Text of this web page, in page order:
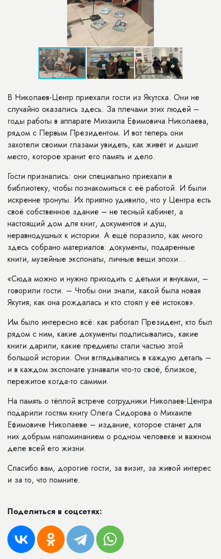
В Николаев-Центр приехали гости из Якутска. Они не
случайно оказались здесь. За плечами этих людей –
годы работы в аппарате Михаила Ефимовича Николаева,
рядом с Первым Президентом. И вот теперь они
захотели своими глазами увидеть, как живёт и дышит
место, которое хранит его память и дело.
Гости признались: они специально приехали в
библиотеку, чтобы познакомиться с её работой. И были
искренне тронуты. Их приятно удивило, что у Центра есть
своё собственное здание – не тесный кабинет, а
настоящий дом для книг, документов и душ,
неравнодушных к истории. А ещё поразило, как много
здесь собрано материалов: документы, подаренные
книги, музейные экспонаты, личные вещи эпохи…
«Сюда можно и нужно приходить с детьми и внуками, –
говорили гости. – Чтобы они знали, какой была новая
Якутия, как она рождалась и кто стоял у её истоков».
Им было интересно всё: как работал Президент, кто был
рядом с ним, какие документы подписывались, какие
книги дарили, какие предметы стали частью этой
большой истории. Они вглядывались в каждую деталь –
и в каждом экспонате узнавали что-то своё, близкое,
пережитое когда-то самими.
На память о тёплой встрече сотрудники Николаев-Центра
подарили гостям книгу Олега Сидорова о Михаиле
Ефимовиче Николаеве – издание, которое станет для
них добрым напоминанием о родном человеке и важном
деле всей его жизни.
Спасибо вам, дорогие гости, за визит, за живой интерес
и за то, что помните.
Поделиться в соцсетях: